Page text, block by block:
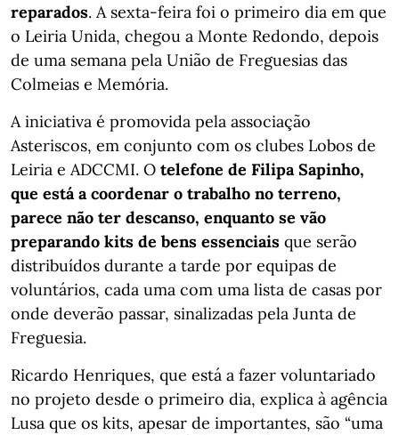
reparados. A sexta-feira foi o primeiro dia em que
o Leiria Unida, chegou a Monte Redondo, depois
de uma semana pela União de Freguesias das
Colmeias e Memória.
A iniciativa é promovida pela associação
Asteriscos, em conjunto com os clubes Lobos de
Leiria e ADCCMI. O telefone de Filipa Sapinho,
que está a coordenar o trabalho no terreno,
parece não ter descanso, enquanto se vão
preparando kits de bens essenciais que serão
distribuídos durante a tarde por equipas de
voluntários, cada uma com uma lista de casas por
onde deverão passar, sinalizadas pela Junta de
Freguesia.
Ricardo Henriques, que está a fazer voluntariado
no projeto desde o primeiro dia, explica à agência
Lusa que os kits, apesar de importantes, são “uma